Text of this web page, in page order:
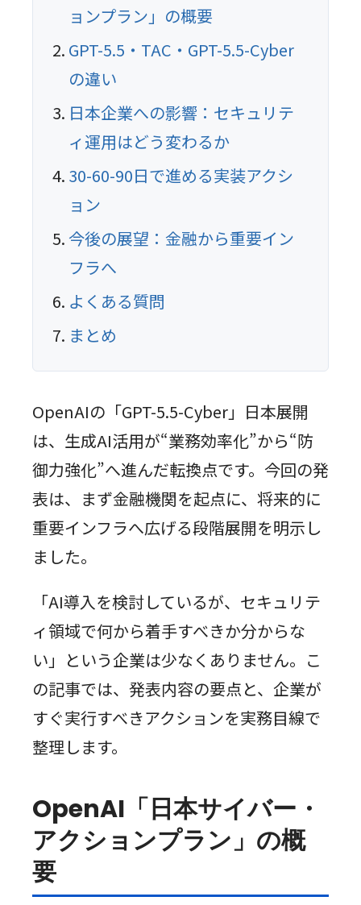
ョンプラン」の概要
GPT-5.5・TAC・GPT-5.5-Cyber
の違い
日本企業への影響：セキュリテ
ィ運用はどう変わるか
30-60-90日で進める実装アクシ
ョン
今後の展望：金融から重要イン
フラへ
よくある質問
まとめ
OpenAIの「GPT-5.5-Cyber」日本展開
は、生成AI活用が“業務効率化”から“防
御力強化”へ進んだ転換点です。今回の発
表は、まず金融機関を起点に、将来的に
重要インフラへ広げる段階展開を明示し
ました。
「AI導入を検討しているが、セキュリテ
ィ領域で何から着手すべきか分からな
い」という企業は少なくありません。こ
の記事では、発表内容の要点と、企業が
すぐ実行すべきアクションを実務目線で
整理します。
OpenAI「日本サイバー・
アクションプラン」の概
要